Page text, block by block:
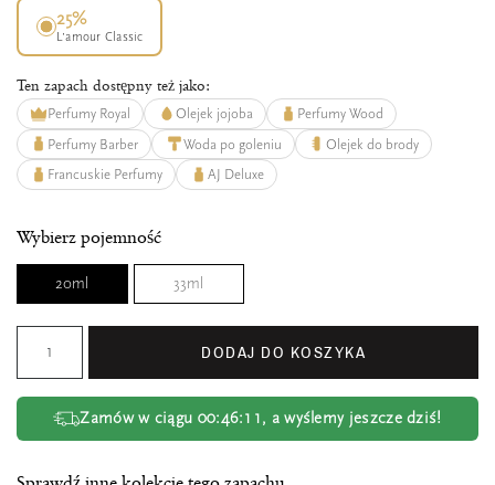
25%
L’amour Classic
Ten zapach dostępny też jako:
Perfumy Royal Olejek jojoba
Perfumy Wood
Perfumy Barber
Woda po goleniu
Olejek do brody
Francuskie Perfumy
AJ Deluxe
Wybierz pojemność
20ml 33ml
DODAJ DO KOSZYKA
Zamów w ciągu 00:46:10, a wyślemy jeszcze dziś!